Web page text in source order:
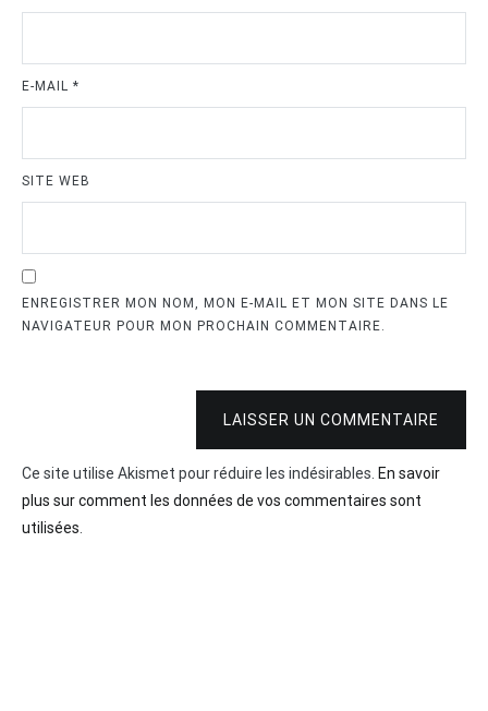
E-MAIL *
SITE WEB
ENREGISTRER MON NOM, MON E-MAIL ET MON SITE DANS LE
NAVIGATEUR POUR MON PROCHAIN COMMENTAIRE.
LAISSER UN COMMENTAIRE
Ce site utilise Akismet pour réduire les indésirables. En savoir
plus sur comment les données de vos commentaires sont
utilisées